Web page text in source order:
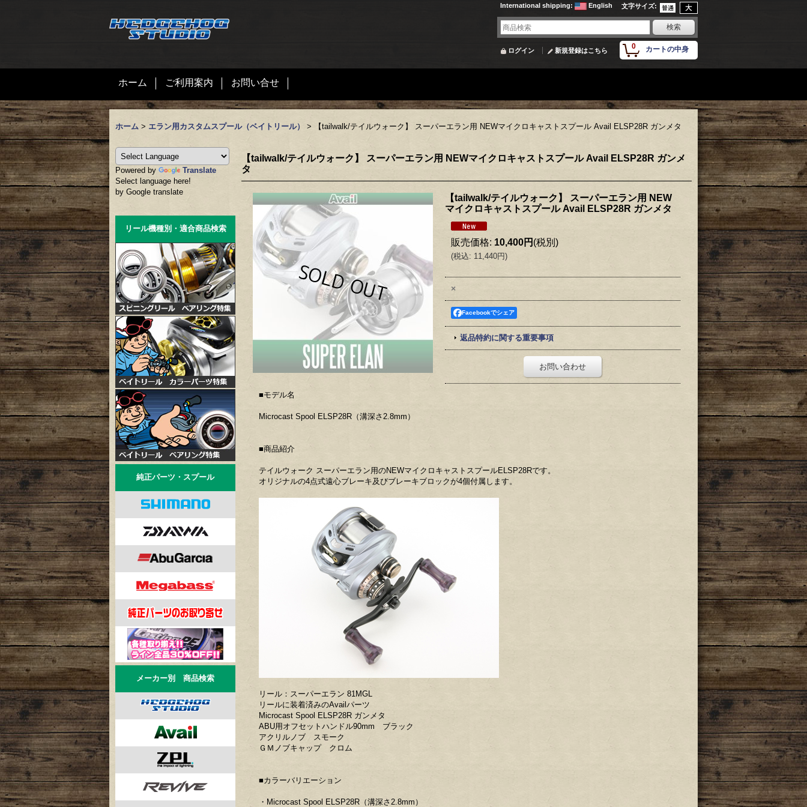
文字サイズ:
International shipping: English
0 カートの中身
ログイン 新規登録はこちら
ホーム ご利用案内 お問い合せ
ホーム > エラン用カスタムスプール（ベイトリール） > 【tailwalk/テイルウォーク】 スーパーエラン用 NEWマイクロキャストスプール Avail ELSP28R ガンメタ
Powered by
Translate
Select language here!
by Google translate
リール機種別・適合商品検索
純正パーツ・スプール
メーカー別 商品検索
【tailwalk/テイルウォーク】 スーパーエラン用 NEWマイクロキャストスプール Avail ELSP28R ガンメ
タ
【tailwalk/テイルウォーク】 スーパーエラン用 NEW
マイクロキャストスプール Avail ELSP28R ガンメタ
販売価格: 10,400円 (税別)
(税込: 11,440円)
×
Facebookでシェア
返品特約に関する重要事項
お問い合わせ
■モデル名
Microcast Spool ELSP28R（溝深さ2.8mm）
■商品紹介
テイルウォーク スーパーエラン用のNEWマイクロキャストスプールELSP28Rです。
オリジナルの4点式遠心ブレーキ及びブレーキブロックが4個付属します。
リール：スーパーエラン 81MGL
リールに装着済みのAvailパーツ
Microcast Spool ELSP28R ガンメタ
ABU用オフセットハンドル90mm ブラック
アクリルノブ スモーク
ＧＭノブキャップ クロム
■カラーバリエーション
・Microcast Spool ELSP28R（溝深さ2.8mm）